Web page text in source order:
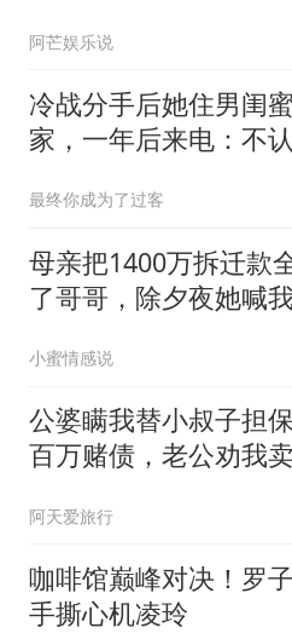
阿芒娱乐说
冷战分手后她住男闺
家，一年后来电：不
最终你成为了过客
母亲把1400万拆迁款
了哥哥，除夕夜她喊
了，刚花900万给婆婆
了套别墅
小蜜情感说
公婆瞒我替小叔子担
百万赌债，老公劝我
阿天爱旅行
咖啡馆巅峰对决！罗
手撕心机凌玲